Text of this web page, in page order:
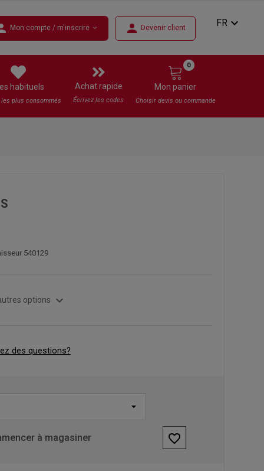
Mon compte / m'inscrire expand_more person Devenir client FR expand_more
habituels
plus consommés
Achat rapide
Écrivez les codes
Mon panier
0
Choisir devis ou commande
540129
options expand_more
des questions?
à magasiner favorite_border